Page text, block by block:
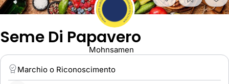
Seme Di Papavero
Mohnsamen
Marchio o Riconoscimento